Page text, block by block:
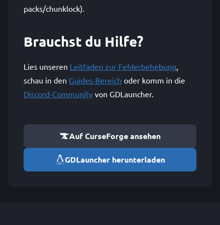
packs/chunklock).
Brauchst du Hilfe?
Lies unseren Leitfaden zur Fehlerbehebung,
schau in den Guides-Bereich oder komm in die
Discord-Community von GDLauncher.
Auf CurseForge ansehen
GDLauncher herunterladen